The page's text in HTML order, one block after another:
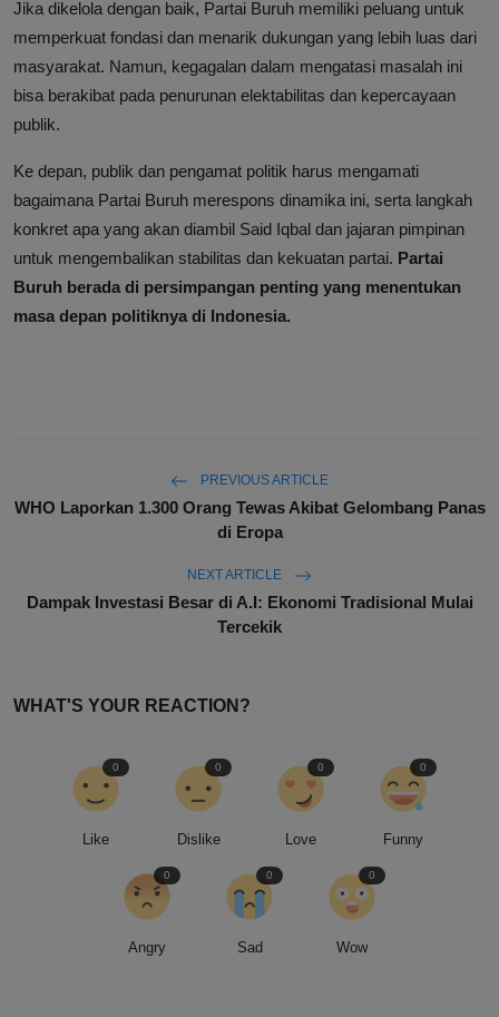
Jika dikelola dengan baik, Partai Buruh memiliki peluang untuk
memperkuat fondasi dan menarik dukungan yang lebih luas dari
masyarakat. Namun, kegagalan dalam mengatasi masalah ini
bisa berakibat pada penurunan elektabilitas dan kepercayaan
publik.
Ke depan, publik dan pengamat politik harus mengamati
bagaimana Partai Buruh merespons dinamika ini, serta langkah
konkret apa yang akan diambil Said Iqbal dan jajaran pimpinan
untuk mengembalikan stabilitas dan kekuatan partai. Partai
Buruh berada di persimpangan penting yang menentukan
masa depan politiknya di Indonesia.
PREVIOUS ARTICLE
WHO Laporkan 1.300 Orang Tewas Akibat Gelombang Panas
di Eropa
NEXT ARTICLE
Dampak Investasi Besar di A.I: Ekonomi Tradisional Mulai
Tercekik
WHAT'S YOUR REACTION?
Like
0
Dislike
0
Love
0
Funny
0
Angry
0
Sad
0
Wow
0